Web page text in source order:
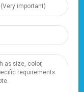
利。